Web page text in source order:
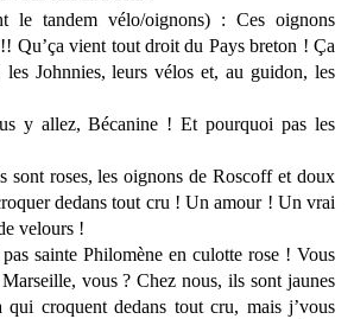
le tandem vélo/oignons) : Ces oignons
Qu’ça vient tout droit du Pays breton ! Ça
Johnnies, leurs vélos et, au guidon, les
y allez, Bécanine ! Et pourquoi pas les
sont roses, les oignons de Roscoff et doux
dedans tout cru ! Un amour ! Un vrai
velours !
sainte Philomène en culotte rose ! Vous
vous ? Chez nous, ils sont jaunes
croquent dedans tout cru, mais j’vous